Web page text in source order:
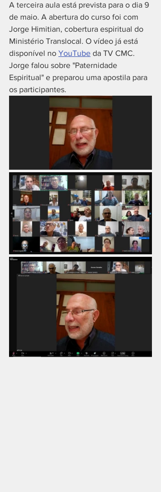
A terceira aula está prevista para o dia 9
de maio. A abertura do curso foi com
Jorge Himitian, cobertura espiritual do
Ministério Translocal. O vídeo já está
disponível no YouTube da TV CMC.
Jorge falou sobre "Paternidade
Espiritual" e preparou uma apostila para
os participantes.